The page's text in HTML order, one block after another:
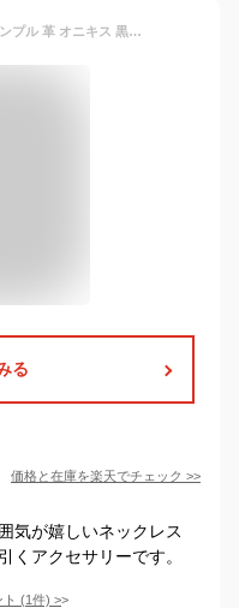
ネックレス メンズ シルバー925 シンプル 革 オニキス 黒 馬蹄 蹄鉄 馬 の 蹄 ホースシュー 男性 チョーカー ひづめ レザー 革 紐 ペンダント シルバーアクセサリー パワーストーン 天然石 人気 かっこいい おしゃれ お守り きれいめ プレゼント 30代 40代 50 代
る
価格と在庫を楽天でチェック >>
気が嬉しいネックレス
くアクセサリーです。
(1件) >